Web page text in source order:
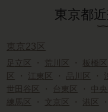
東京都
東京23区
足立区 ・ 荒川区 ・ 板橋区
区
・ 江東区 ・ 品川区 ・
世田谷区
・ 台東区 ・ 中央
練馬区
・ 文京区 ・ 港区 ・